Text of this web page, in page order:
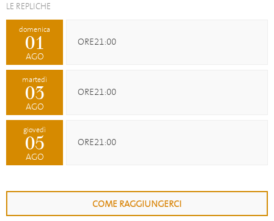
LE REPLICHE
domenica
01
AGO
ORE21:00
martedì
03
AGO
ORE21:00
giovedì
05
AGO
ORE21:00
COME RAGGIUNGERCI